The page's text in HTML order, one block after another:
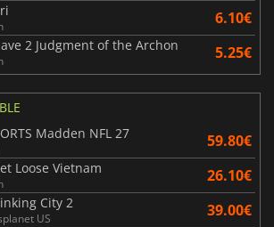
6.10€
2 Judgment of the Archon 5.25€
Madden NFL 27
59.80€
Loose Vietnam 26.10€
City 2
US 39.00€